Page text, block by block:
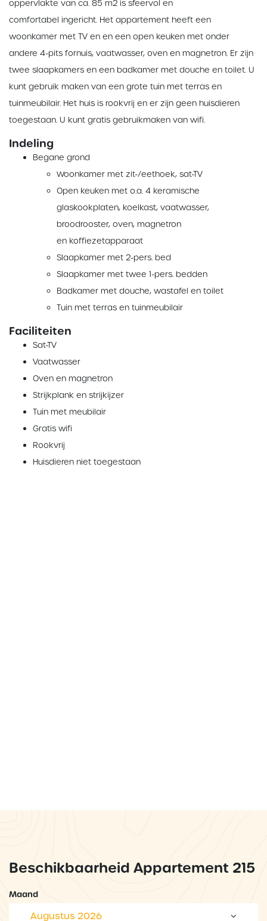
oppervlakte van ca. 85 m2 is sfeervol en
comfortabel ingericht. Het appartement heeft een
woonkamer met TV en en een open keuken met onder
andere 4-pits fornuis, vaatwasser, oven en magnetron. Er zijn
twee slaapkamers en een badkamer met douche en toilet. U
kunt gebruik maken van een grote tuin met terras en
tuinmeubilair. Het huis is rookvrij en er zijn geen huisdieren
toegestaan. U kunt gratis gebruikmaken van wifi.
Indeling
Begane grond
Woonkamer met zit-/eethoek, sat-TV
Open keuken met o.a. 4 keramische
glaskookplaten, koelkast, vaatwasser,
broodrooster, oven, magnetron
en koffiezetapparaat
Slaapkamer met 2-pers. bed
Slaapkamer met twee 1-pers. bedden
Badkamer met douche, wastafel en toilet
Tuin met terras en tuinmeubilair
Faciliteiten
Sat-TV
Vaatwasser
Oven en magnetron
Strijkplank en strijkijzer
Tuin met meubilair
Gratis wifi
Rookvrij
Huisdieren niet toegestaan
Beschikbaarheid Appartement 215
Maand
Augustus 2026